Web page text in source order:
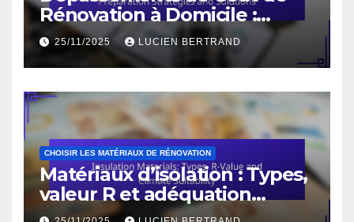
Rénovation à Domicile :
Causes, Stratégies de
Préparation et Solutions
25/11/2025 LUCIEN BERTRAND
CHOISIR LES MATÉRIAUX DE RÉNOVATION
Matériaux d’isolation : Types,
valeur R et adéquation
climatique